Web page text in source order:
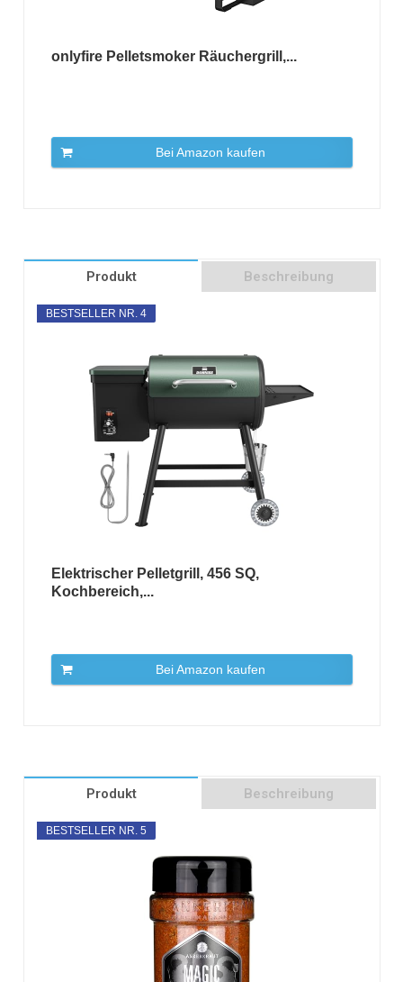
onlyfire Pelletsmoker Räuchergrill,...
Bei Amazon kaufen
Produkt Beschreibung
BESTSELLER NR. 4
Elektrischer Pelletgrill, 456 SQ,
Kochbereich,...
Bei Amazon kaufen
Produkt Beschreibung
BESTSELLER NR. 5